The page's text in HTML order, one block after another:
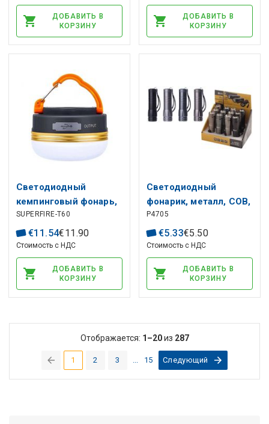
ANSMANN
ДОБАВИТЬ В
КОРЗИНУ
ДОБАВИТЬ В
КОРЗИНУ
Светодиодный
кемпинговый фонарь,
перезаряжаемый USB
1000mAh, 2.5W, IP44
SUPERFIRE-T60
€11 .54€11 .90
Стоимость с НДС
ДОБАВИТЬ В
КОРЗИНУ
Светодиодный
фонарик, металл, COB,
3x AAA, 100lm, EMOS
P4705
€5.33€5.50
Стоимость с НДС
ДОБАВИТЬ В
КОРЗИНУ
1(current)
2 3 15 Следующий
Отображается: 1–20из 287